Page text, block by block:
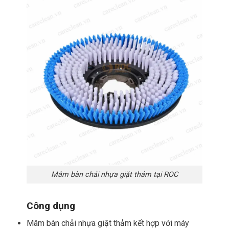
Mâm bàn chải nhựa giặt thảm tại ROC
Công dụng
Mâm bàn chải nhựa giặt thảm kết hợp với máy